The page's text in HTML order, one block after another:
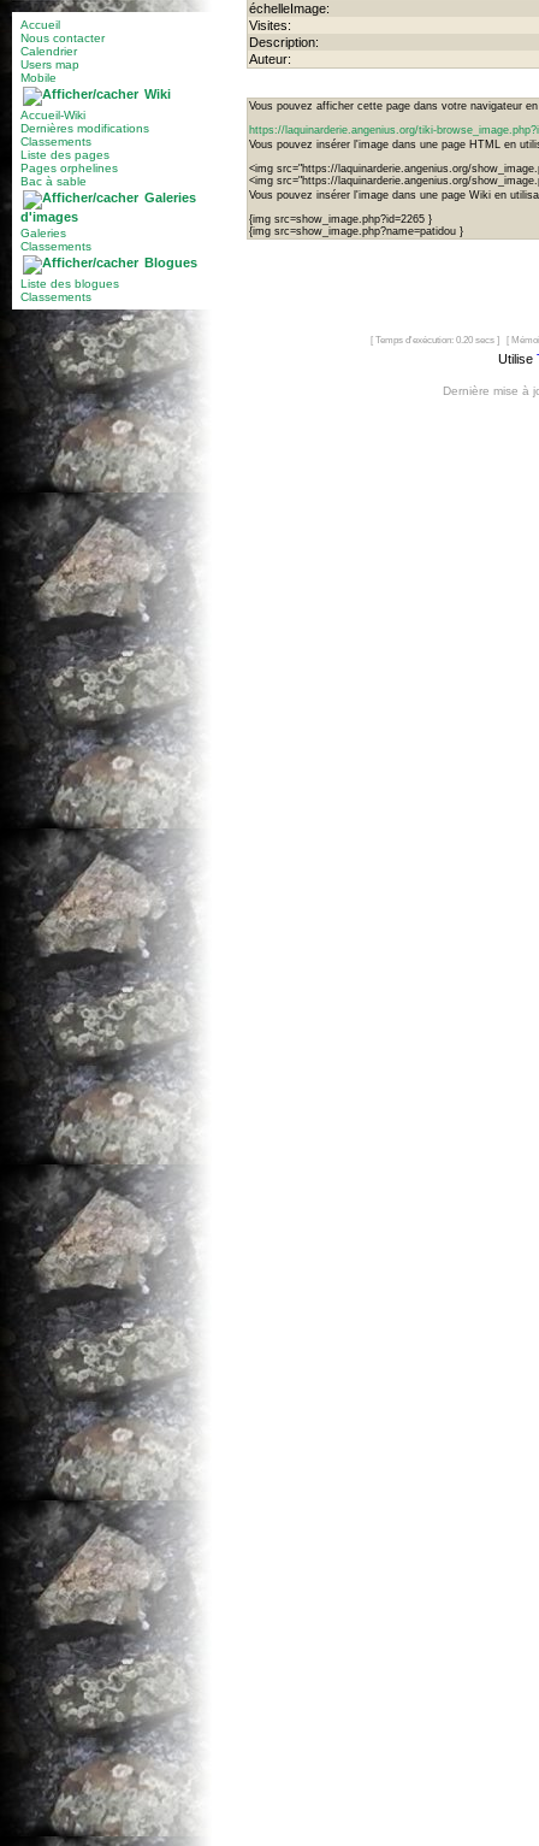
Accueil
Nous contacter
Calendrier
Users map
Mobile
Wiki
Accueil-Wiki
Dernières modifications
Classements
Liste des pages
Pages orphelines
Bac à sable
Galeries
d'images
Galeries
Classements
Blogues
Liste des blogues
Classements
échelleImage:
Visites:
Description:
Auteur:
Vous pouvez afficher cette page dans votre navigateur
https://laquinarderie.angenius.org/tiki-
Vous pouvez insérer l'image dans une page HTML en
<img src="https://laquinarderie.angenius.org/
<img src="https://laquinarderie.angenius.org/
Vous pouvez insérer l'image dans une page Wiki en
{img src=show_image.php?id=2265 }
{img src=show_image.php?name=patidou }
[ Temps d'exécution: 0.20 secs ] [
Utilise
Dernière mise à